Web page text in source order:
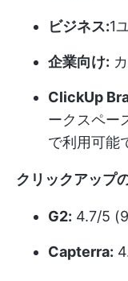
ビジネス:1
企業向け:
ClickUp
ークスペー
で利用可能
クリックアップ
G2: 4.7/5
Capterra: